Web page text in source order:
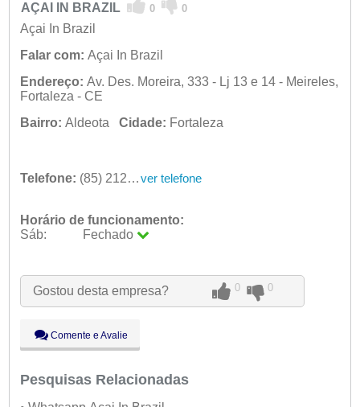
AÇAI IN BRAZIL 0 0
Açai In Brazil
Falar com: Açai In Brazil
Endereço: Av. Des. Moreira, 333 - Lj 13 e 14 - Meireles,
Fortaleza - CE
Bairro: Aldeota Cidade: Fortaleza
Telefone: (85) 2121-2121 ver telefone
Horário de funcionamento:
Sáb:
Fechado
Qua:
09:00 - 18:00
Qui:
09:00 - 18:00
Sáb:
Dom:
Fechado
Gostou desta empresa? 0 0
Comente e Avalie
Pesquisas Relacionadas